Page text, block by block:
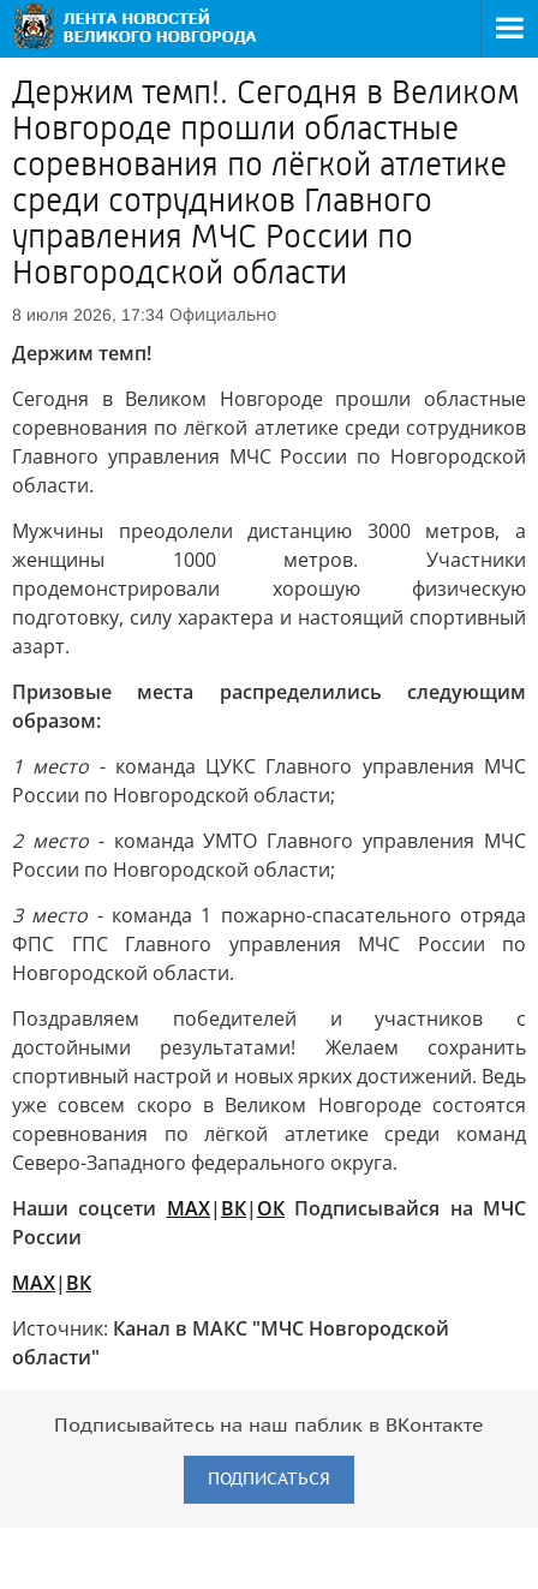
Держим темп!. Сегодня в Великом
Новгороде прошли областные
соревнования по лёгкой атлетике
среди сотрудников Главного
управления МЧС России по
Новгородской области
8 июля 2026, 17:34 Официально
Держим темп!
Сегодня в Великом Новгороде прошли областные
соревнования по лёгкой атлетике среди сотрудников
Главного управления МЧС России по Новгородской
области.
Мужчины преодолели дистанцию 3000 метров, а
женщины 1000 метров. Участники
продемонстрировали хорошую физическую
подготовку, силу характера и настоящий спортивный
азарт.
Призовые места распределились следующим
образом:
1 место - команда ЦУКС Главного управления МЧС
России по Новгородской области;
2 место- команда УМТО Главного управления МЧС
России по Новгородской области;
3 место - команда 1 пожарно-спасательного отряда
ФПС ГПС Главного управления МЧС России по
Новгородской области.
Поздравляем победителей и участников с
достойными результатами! Желаем сохранить
спортивный настрой и новых ярких достижений. Ведь
уже совсем скоро в Великом Новгороде состоятся
соревнования по лёгкой атлетике среди команд
Северо-Западного федерального округа.
Наши соцсети MAX| ВК| ОКПодписывайся на МЧС
России
MAX| ВК
Источник: Канал в МАКС "МЧС Новгородской
области"
Подписывайтесь на наш паблик в ВКонтакте
ПОДПИСАТЬСЯ